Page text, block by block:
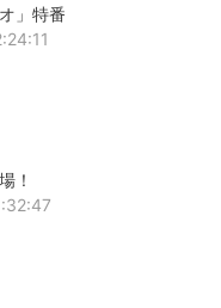
」特番
！